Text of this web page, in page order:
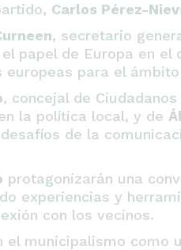
Carlos Pérez-
, secretario
papel de Europa en el
para el
, concejal de
la política local, y de
de la
protagonizarán una
experiencias y
con los vecinos.
municipalismo como